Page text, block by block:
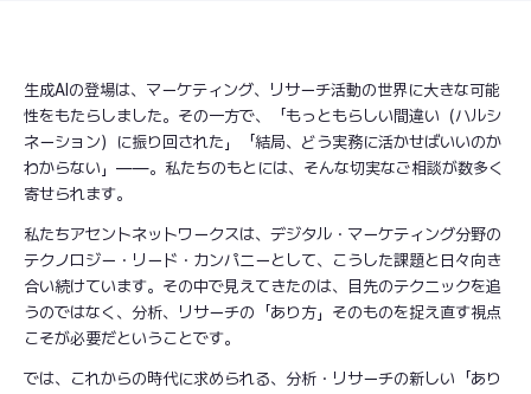
生成AIの登場は、マーケティング、リサーチ活動の世界に大きな可能
性をもたらしました。その一方で、「もっともらしい間違い（ハルシ
ネーション）に振り回された」「結局、どう実務に活かせばいいのか
わからない」――。私たちのもとには、そんな切実なご相談が数多く
寄せられます。
私たちアセントネットワークスは、デジタル・マーケティング分野の
テクノロジー・リード・カンパニーとして、こうした課題と日々向き
合い続けています。その中で見えてきたのは、目先のテクニックを追
うのではなく、分析、リサーチの「あり方」そのものを捉え直す視点
こそが必要だということです。
では、これからの時代に求められる、分析・リサーチの新しい「あり